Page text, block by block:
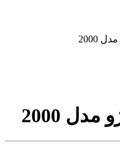
2000
2000